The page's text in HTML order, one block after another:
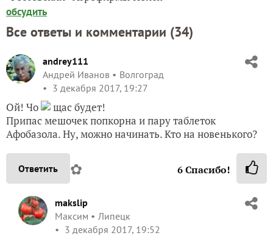
обсудить
Все ответы и комментарии (34)
andrey111
Андрей Иванов
Волгоград
3 декабря 2017, 19:27
Ой! Чо
щас будет!
Припас мешочек попкорна и пару таблеток
Афобазола. Ну, можно начинать. Кто на новенького?
Ответить ✿ 6Спасибо!
makslip
Максим
Липецк
3 декабря 2017, 19:52